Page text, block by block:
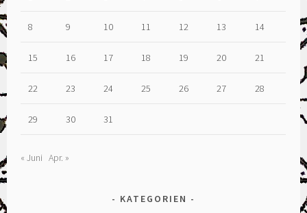
8 9 10 11 12 13 14
15 16 17 18 19 20 21
22 23 24 25 26 27 28
29 30 31
« Juni Apr. »
KATEGORIEN